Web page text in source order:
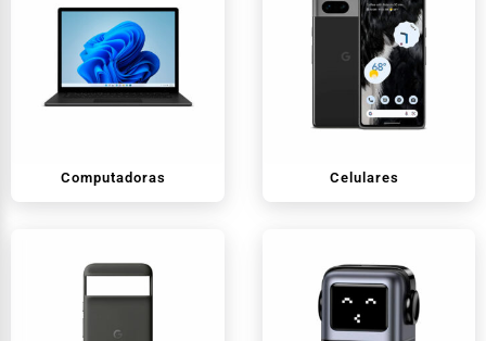
Computadoras Celulares